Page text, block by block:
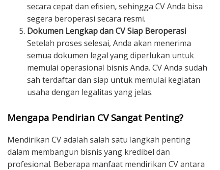
secara cepat dan efisien, sehingga CV Anda bisa
segera beroperasi secara resmi.
Dokumen Lengkap dan CV Siap Beroperasi
Setelah proses selesai, Anda akan menerima
semua dokumen legal yang diperlukan untuk
memulai operasional bisnis Anda. CV Anda sudah
sah terdaftar dan siap untuk memulai kegiatan
usaha dengan legalitas yang jelas.
Mengapa Pendirian CV Sangat Penting?
Mendirikan CV adalah salah satu langkah penting
dalam membangun bisnis yang kredibel dan
profesional. Beberapa manfaat mendirikan CV antara